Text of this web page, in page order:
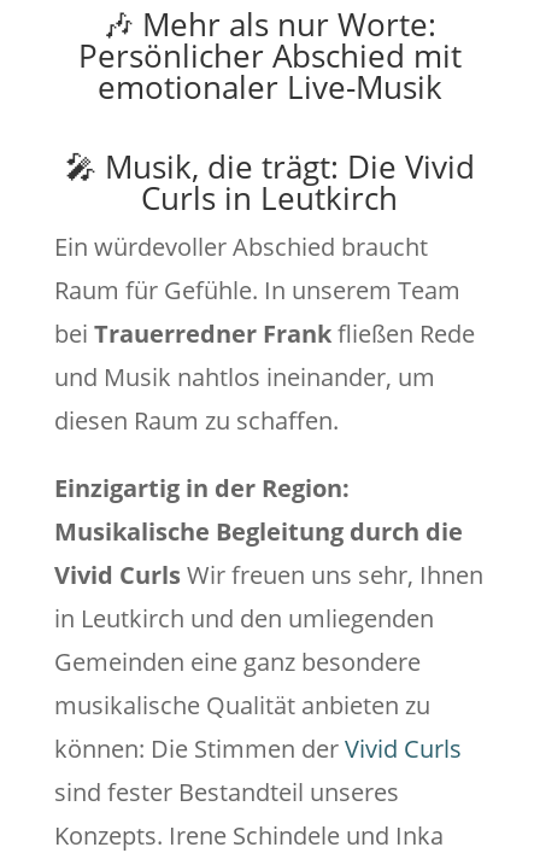
🎶 Mehr als nur Worte:
Persönlicher Abschied mit
emotionaler Live-Musik
🎤 Musik, die trägt: Die Vivid
Curls in Leutkirch
Ein würdevoller Abschied braucht
Raum für Gefühle. In unserem Team
bei Trauerredner Frankfließen Rede
und Musik nahtlos ineinander, um
diesen Raum zu schaffen.
Einzigartig in der Region:
Musikalische Begleitung durch die
Vivid CurlsWir freuen uns sehr, Ihnen
in Leutkirch und den umliegenden
Gemeinden eine ganz besondere
musikalische Qualität anbieten zu
können: Die Stimmen derVivid Curls
sind fester Bestandteil unseres
Konzepts. Irene Schindele und Inka